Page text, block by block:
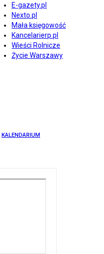
E-gazety.pl
Nexto.pl
Mała księgowość
Kancelarierp.pl
Wieści Rolnicze
Życie Warszawy
KALENDARIUM